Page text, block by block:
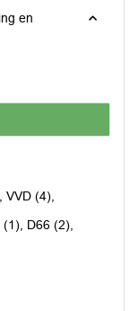
en
(4),
D66 (2),